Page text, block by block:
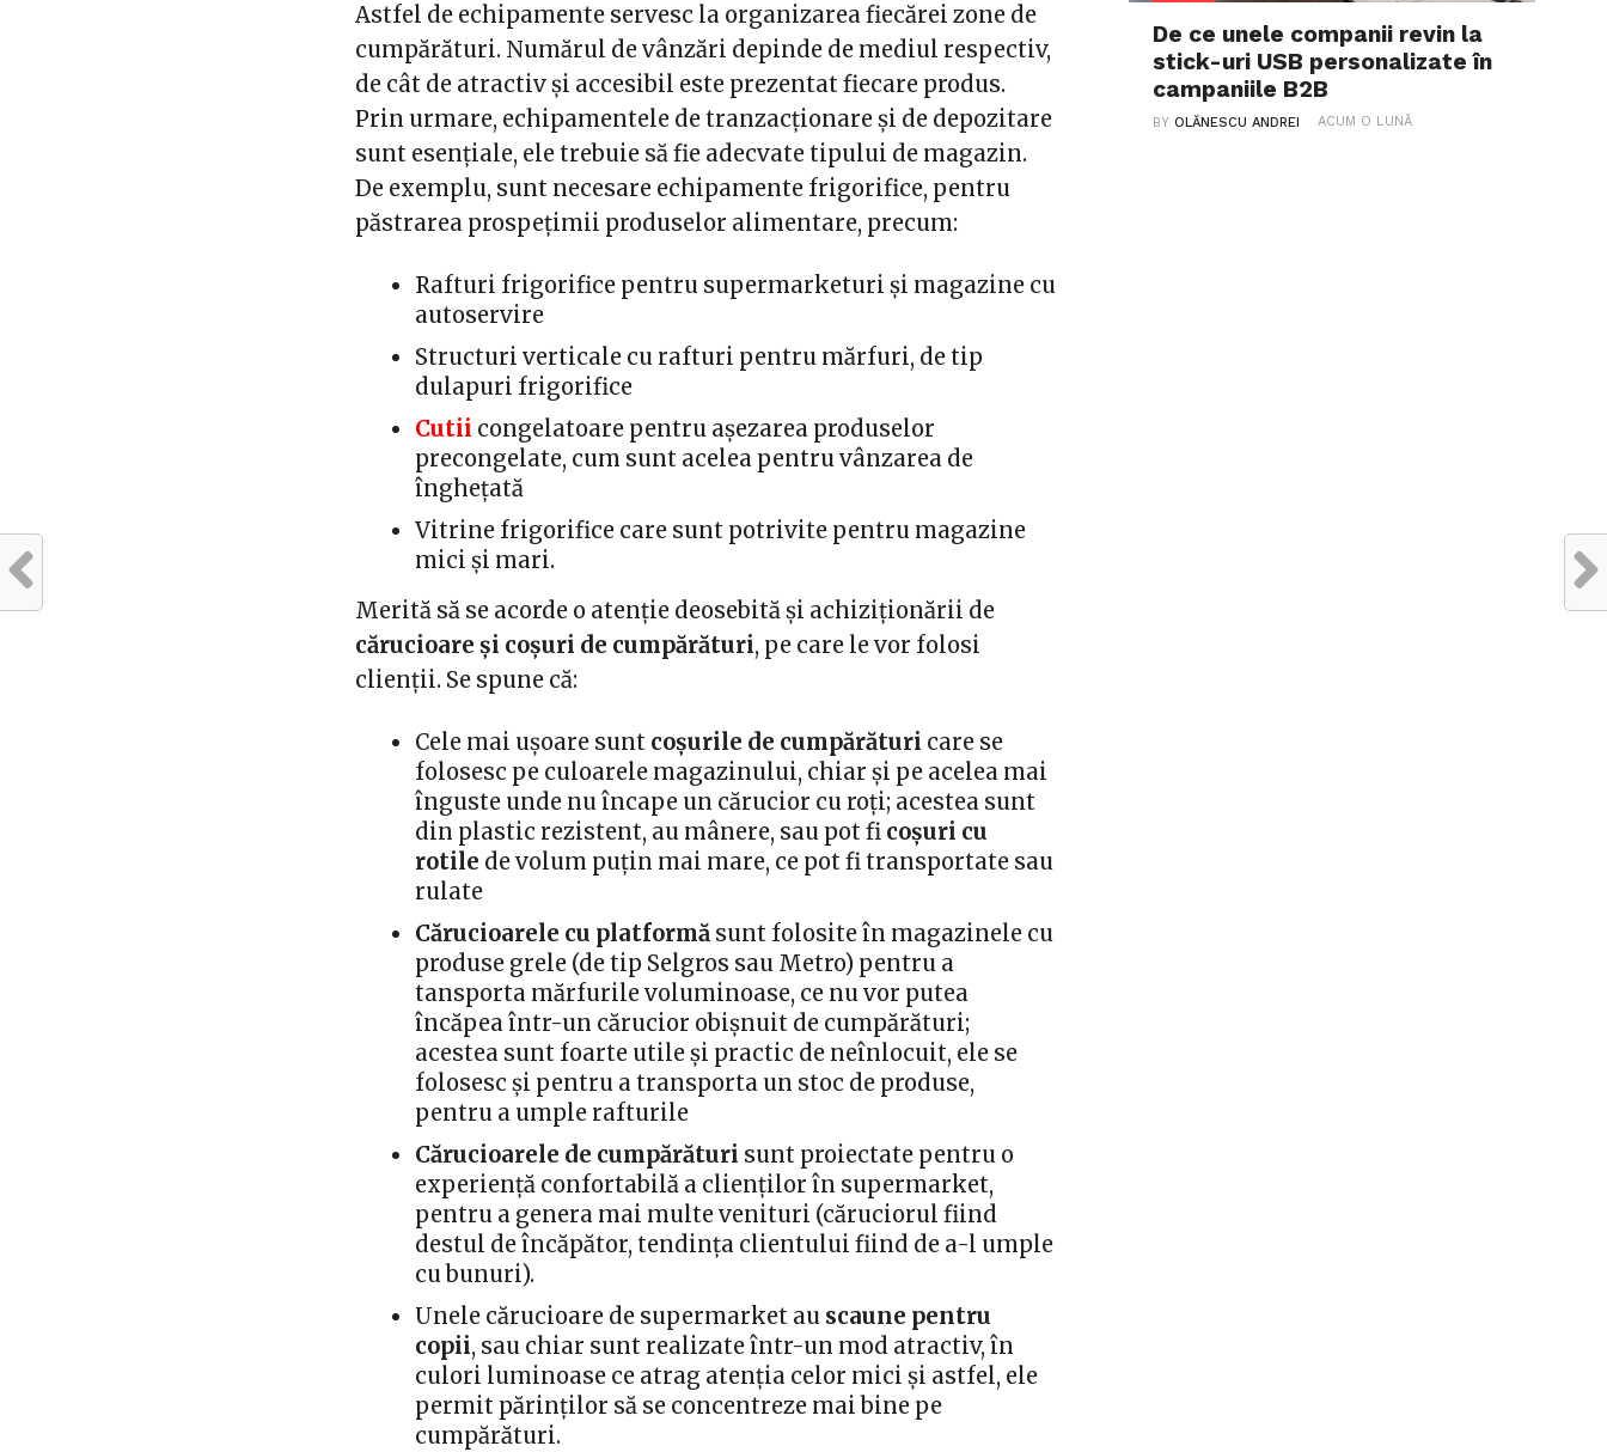
Astfel de echipamente servesc la organizarea fiecărei zone de
cumpărături. Numărul de vânzări depinde de mediul respectiv,
de cât de atractiv și accesibil este prezentat fiecare produs.
Prin urmare, echipamentele de tranzacționare și de depozitare
sunt esențiale, ele trebuie să fie adecvate tipului de magazin.
De exemplu, sunt necesare echipamente frigorifice, pentru
păstrarea prospețimii produselor alimentare, precum:
Rafturi frigorifice pentru supermarketuri și magazine cu
autoservire
Structuri verticale cu rafturi pentru mărfuri, de tip
dulapuri frigorifice
Cutii congelatoare pentru așezarea produselor
precongelate, cum sunt acelea pentru vânzarea de
înghețată
Vitrine frigorifice care sunt potrivite pentru magazine
mici și mari.
Merită să se acorde o atenție deosebită și achiziționării de
cărucioare și coșuri de cumpărături, pe care le vor folosi
clienții. Se spune că:
Cele mai ușoare sunt coșurile de cumpărături care se
folosesc pe culoarele magazinului, chiar și pe acelea mai
înguste unde nu încape un cărucior cu roți; acestea sunt
din plastic rezistent, au mânere, sau pot fi coșuri cu
rotile de volum puțin mai mare, ce pot fi transportate sau
rulate
Cărucioarele cu platformă sunt folosite în magazinele cu
produse grele (de tip Selgros sau Metro) pentru a
tansporta mărfurile voluminoase, ce nu vor putea
încăpea într-un cărucior obișnuit de cumpărături;
acestea sunt foarte utile și practic de neînlocuit, ele se
folosesc și pentru a transporta un stoc de produse,
pentru a umple rafturile
Cărucioarele de cumpărături sunt proiectate pentru o
experiență confortabilă a clienților în supermarket,
pentru a genera mai multe venituri (căruciorul fiind
destul de încăpător, tendința clientului fiind de a-l umple
cu bunuri).
Unele cărucioare de supermarket au scaune pentru
copii, sau chiar sunt realizate într-un mod atractiv, în
culori luminoase ce atrag atenția celor mici și astfel, ele
permit părinților să se concentreze mai bine pe
cumpărături.
De ce unele companii revin la
stick-uri USB personalizate în
campaniile B2B
BYOLĂNESCU ANDREI ACUM O LUNĂ